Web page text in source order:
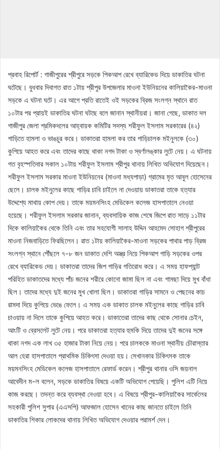
প্রবাহ রিপোর্ট : গাজীপুরের শ্রীপুরে সড়কে পিকআপ রেখে ব্যারিকেড দিয়ে ডাকাতির ঘটনা
ঘটেছে। বুধবার দিবাগত রাত ১টায় শ্রীপুর উপজেলার মাওনা ইউনিয়নের কালিয়াকৈর-মাওনা
সড়কে এ ঘটনা ঘটে। এর আগে প্রতি রাতেই ওই সড়কের ব্রিজ সংলগ্ন স্থানে রাত
১০টার পর প্রায়ই ডাকাতির ঘটনা ঘটছে বলে জানান স্থানীয়রা। জানা গেছে, ডাকাত দল
গাজীপুর জেলা শ্রমিকদলের আহ্বায়ক কমিটির সদস্য শরীফুল ইসলাম সরকারের (৪২)
গাড়িতে হামলা ও ভাঙচুর করে। ডাকাতরা হামলা কর তার গাড়িচালক মইনুলকে (৩০)
কুপিয়ে আহত করে এবং তাদের কাছে থাকা নগদ টাকা ও স্বর্ণালঙ্কার লুটে নেয়। এ ঘটনায়
গত বৃহস্পতিবার সকাল ১০টায় শরীফুল ইসলাম শ্রীপুর থানায় লিখিত অভিযোগ দিয়েছেন।
শরীফুল ইসলাম সরকার মাওনা ইউনিয়নের (মাওনা মধ্যপাড়া) গ্রামের মৃত আবুল হোসেনের
ছেলে। চালক মইনুলের কাছে গাড়ির চাবি চাইলে না দেওয়ায় ডাকাতরা তাকে হত্যার
উদ্দেশ্যে মাথায় কোপ দেয়। তাকে ময়মনসিংহ মেডিকেল কলেজ হাসপাতালে নেওয়া
হয়েছে। শরীফুল ইসলাম সরকার জানান, ব্যবসায়িক কাজ শেষে জিপে রাত সাড়ে ১১টার
দিকে কালিয়াকৈর থেকে তিনি এবং তার সহযোগী সালাহ উদ্দিন আহমেদ সোহাগ শ্রীপুরের
মাওনা নিজবাড়িতে ফিরছিলেন। রাত ১টায় কালিয়াকৈর-মাওনা সড়কের পাথার পাড় ব্রিজ
সংলগ্ন স্থানে পৌঁছলে ৭-৮ জন ডাকাত দেশি অস্ত্র নিয়ে পিকআপ গাড়ি সড়কের ওপর
রেখে ব্যারিকেড দেয়। ডাকাতরা তাদের জিপ গাড়ির গতিরোধ করে। এ সময় হাফপ্যান্ট
পরিহিত ডাকাতদের মধ্যে পাঁচ জনের শরীরে কোনো জামা ছিল না এবং গামছা দিয়ে মুখ বাঁধা
ছিল। তাদের মধ্যে দুই জনের মুখ খোলা ছিল। ডাকাতরা গাড়ির সামনে ও পেছনের কাচ
রামদা দিয়ে কুপিয়ে ভেঙে ফেলে। এ সময় এক ডাকাত চালক মইনুলের কাছে গাড়ির চাবি
চাওয়ায় না দিলে তাকে কুপিয়ে আহত করে। ডাকাতেরা তাদের কাছ থেকে সোনার চেইন,
আংটি ও ব্রেসলেট লুটে নেয়। পরে ডাকাতরা হত্যার হুমকি দিয়ে তাদের দুই জনের সঙ্গে
থাকা নগদ এক লাখ ৩৫ হাজার টাকা নিয়ে নেয়। পরে চালককে মাওনা স্থানীয় চৌরাস্তার
আল হেরা হাসপাতালে প্রাথমিক চিকিৎসা দেওয়া হয়। সেখানকার চিকিৎসক তাকে
ময়মনসিংহ মেডিকেল কলেজ হাসপাতালে রেফার্ড করেন। শ্রীপুর থানার ওসি জয়নাল
আবেদীন ম-ল বলেন, সড়কে ডাকাতির বিষয়ে একটি অভিযোগ পেয়েছি। পুলিশ এটি নিয়ে
কাজ করছে। তদন্ত করে ব্যবস্থা নেওয়া হবে। এ বিষয়ে শ্রীপুর-কালিয়াকৈর সার্কেলের
সহকারী পুলিশ সুপার (এএসপি) আফজাল হোসেন খানের কাছ জানতে চাইলে তিনি
ডাকাতির শিকার লোকদের থানায় লিখিত অভিযোগ দেওয়ার পরামর্শ দেন।